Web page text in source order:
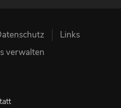
Links
verwalten